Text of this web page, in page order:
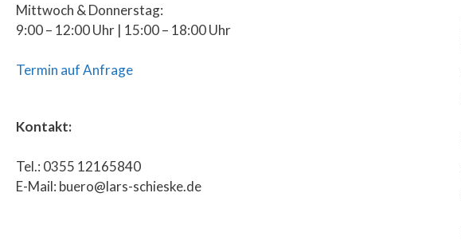
Mittwoch & Donnerstag:
9:00 – 12:00 Uhr | 15:00 – 18:00 Uhr
Termin auf Anfrage
Kontakt:
Tel.: 0355 12165840
E-Mail: buero@lars-schieske.de